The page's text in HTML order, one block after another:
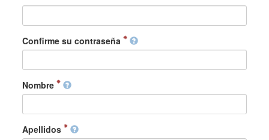
Confirme su contraseña
Nombre
Apellidos